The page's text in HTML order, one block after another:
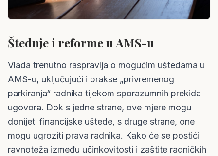
Štednje i reforme u AMS-u
Vlada trenutno raspravlja o mogućim uštedama u
AMS-u, uključujući i prakse „privremenog
parkiranja“ radnika tijekom sporazumnih prekida
ugovora. Dok s jedne strane, ove mjere mogu
donijeti financijske uštede, s druge strane, one
mogu ugroziti prava radnika. Kako će se postići
ravnoteža između učinkovitosti i zaštite radničkih